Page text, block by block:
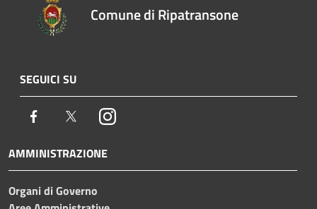
Comune di Ripatransone
SEGUICI SU
Facebook TwitterInstagram
AMMINISTRAZIONE
Organi di Governo